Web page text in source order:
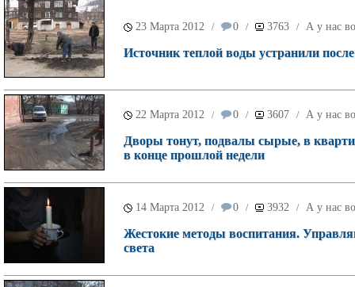
23 Марта 2012 / 0 / 3763 / А у нас
Источник теплой воды устранили
22 Марта 2012 / 0 / 3607 / А у нас
Дворы тонут, подвалы сырые, в
в конце прошлой недели
14 Марта 2012 / 0 / 3932 / А у нас
Жестокие методы воспитания.
света